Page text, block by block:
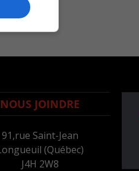
NOUS JOINDRE
91,rue Saint-Jean
(Québec)
J4H 2W8